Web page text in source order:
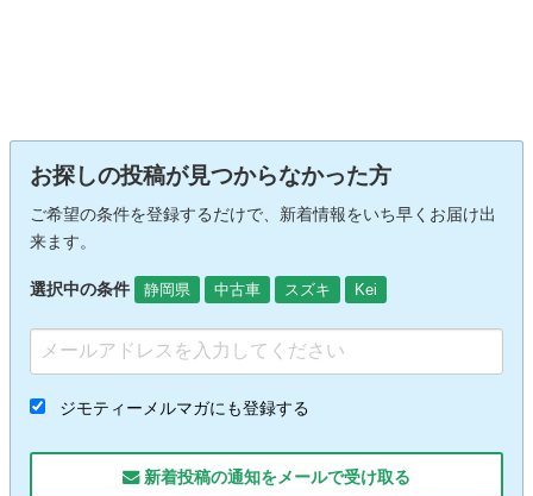
お探しの投稿が見つからなかった方
ご希望の条件を登録するだけで、新着情報をいち早くお届け出
来ます。
選択中の条件 静岡県 中古車 スズキ Kei
ジモティーメルマガにも登録する
新着投稿の通知をメールで受け取る